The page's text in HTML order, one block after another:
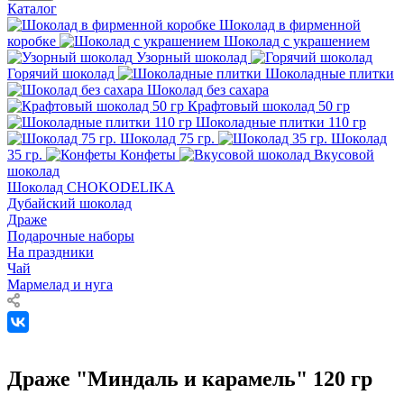
Каталог
Шоколад в фирменной
коробке
Шоколад с украшением
Узорный шоколад
Горячий шоколад
Шоколадные плитки
Шоколад без сахара
Крафтовый шоколад 50 гр
Шоколадные плитки 110 гр
Шоколад 75 гр.
Шоколад
35 гр.
Конфеты
Вкусовой
шоколад
Шоколад CHOKODELIKA
Дубайский шоколад
Драже
Подарочные наборы
На праздники
Чай
Мармелад и нуга
Драже "Миндаль и карамель" 120 гр